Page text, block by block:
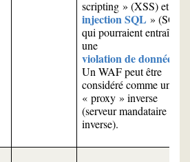
scripting » (XSS) et l'«
injection SQL » (SQLi)
qui pourraient entraîner
une
violation de données
Un WAF peut être
considéré comme un
« proxy » inverse
(serveur mandataire
inverse).